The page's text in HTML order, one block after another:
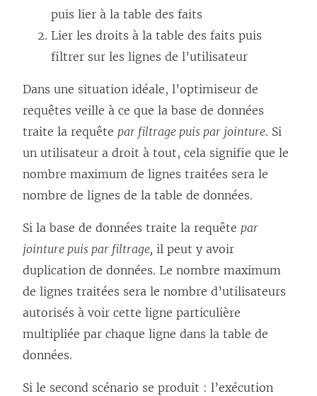
puis lier à la table des faits
Lier les droits à la table des faits puis
filtrer sur les lignes de l’utilisateur
Dans une situation idéale, l’optimiseur de
requêtes veille à ce que la base de données
traite la requête par filtrage puis par jointure. Si
un utilisateur a droit à tout, cela signifie que le
nombre maximum de lignes traitées sera le
nombre de lignes de la table de données.
Si la base de données traite la requête par
jointure puis par filtrage, il peut y avoir
duplication de données. Le nombre maximum
de lignes traitées sera le nombre d’utilisateurs
autorisés à voir cette ligne particulière
multipliée par chaque ligne dans la table de
données.
Si le second scénario se produit : l’exécution